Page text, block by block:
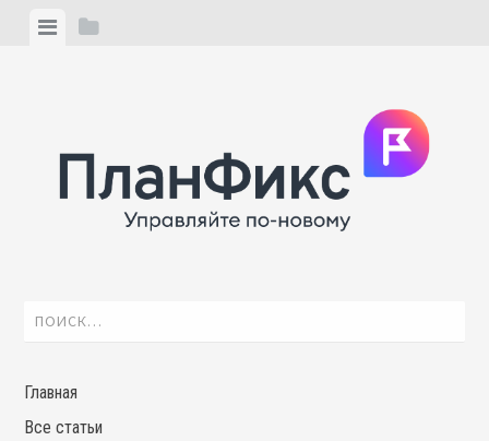
ViewView
Найти:
Главная
Все статьи